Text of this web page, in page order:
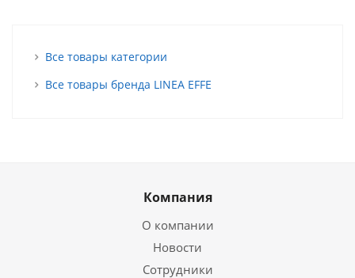
Все товары категории
Все товары бренда LINEA EFFE
Компания
О компании
Новости
Сотрудники